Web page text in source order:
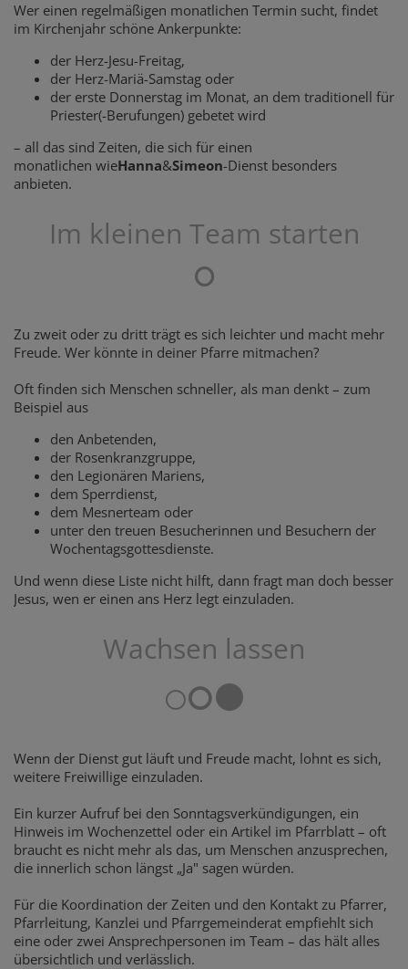
Wer einen regelmäßigen monatlichen Termin sucht, findet
im Kirchenjahr schöne Ankerpunkte:
der Herz-Jesu-Freitag,
der Herz-Mariä-Samstag oder
der erste Donnerstag im Monat, an dem traditionell für
Priester(-Berufungen) gebetet wird
– all das sind Zeiten, die sich für einen
monatlichen wieHanna&Simeon-Dienst besonders
anbieten.
Im kleinen Team starten
Zu zweit oder zu dritt trägt es sich leichter und macht mehr
Freude. Wer könnte in deiner Pfarre mitmachen?
Oft finden sich Menschen schneller, als man denkt – zum
Beispiel aus
den Anbetenden,
der Rosenkranzgruppe,
den Legionären Mariens,
dem Sperrdienst,
dem Mesnerteam oder
unter den treuen Besucherinnen und Besuchern der
Wochentagsgottesdienste.
Und wenn diese Liste nicht hilft, dann fragt man doch besser
Jesus, wen er einen ans Herz legt einzuladen.
Wachsen lassen
Wenn der Dienst gut läuft und Freude macht, lohnt es sich,
weitere Freiwillige einzuladen.
Ein kurzer Aufruf bei den Sonntagsverkündigungen, ein
Hinweis im Wochenzettel oder ein Artikel im Pfarrblatt – oft
braucht es nicht mehr als das, um Menschen anzusprechen,
die innerlich schon längst „Ja" sagen würden.
Für die Koordination der Zeiten und den Kontakt zu Pfarrer,
Pfarrleitung, Kanzlei und Pfarrgemeinderat empfiehlt sich
eine oder zwei Ansprechpersonen im Team – das hält alles
übersichtlich und verlässlich.